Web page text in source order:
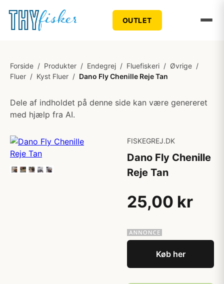
OUTLET
Forside / Produkter / Endegrej / Fluefiskeri / Øvrige /
Fluer / Kyst Fluer / Dano Fly Chenille Reje Tan
Dele af indholdet på denne side kan være genereret
med hjælp fra AI.
FISKEGREJ.DK
Dano Fly Chenille
Reje Tan
25,00 kr
Køb her